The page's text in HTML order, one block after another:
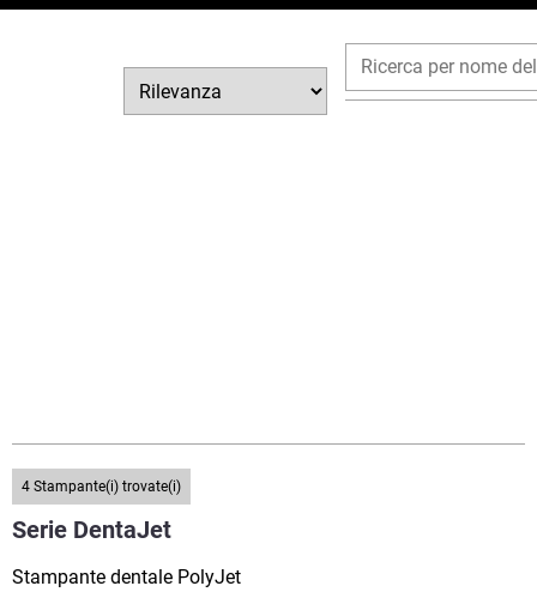
4 Stampante(i) trovate(i)
Serie DentaJet
Stampante dentale PolyJet